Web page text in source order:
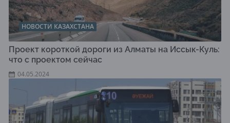
НОВОСТИ КАЗАХСТАНА
Проект короткой дороги из Алматы на Иссык-Куль:
что с проектом сейчас
04.05.2024